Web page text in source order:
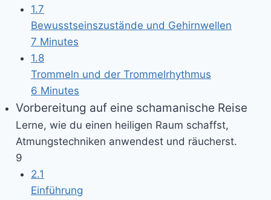
1.7
Bewusstseinszustände und Gehirnwellen
7 Minutes
1.8
Trommeln und der Trommelrhythmus
6 Minutes
Vorbereitung auf eine schamanische Reise
Lerne, wie du einen heiligen Raum schaffst,
Atmungstechniken anwendest und räucherst.
9
2.1
Einführung